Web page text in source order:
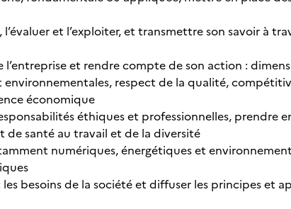
et l’exploiter, et transmettre son savoir à
et rendre compte de son action :
environnementales, respect de la qualité,
économique
éthiques et professionnelles, prendre
de santé au travail et de la diversité
numériques, énergétiques et
besoins de la société et diffuser les principes et